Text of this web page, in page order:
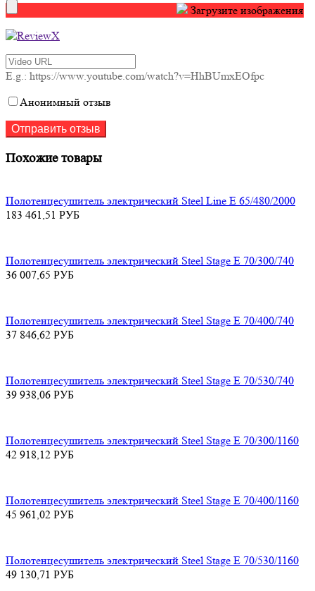
Загрузите изображения
E.g.: https://www.youtube.com/watch?v=HhBUmxEOfpc
Анонимный отзыв
Похожие товары
Полотенцесушитель электрический Steel Line E 65/480/2000
183 461,51 РУБ
Полотенцесушитель электрический Steel Stage E 70/300/740
36 007,65 РУБ
Полотенцесушитель электрический Steel Stage E 70/400/740
37 846,62 РУБ
Полотенцесушитель электрический Steel Stage E 70/530/740
39 938,06 РУБ
Полотенцесушитель электрический Steel Stage E 70/300/1160
42 918,12 РУБ
Полотенцесушитель электрический Steel Stage E 70/400/1160
45 961,02 РУБ
Полотенцесушитель электрический Steel Stage E 70/530/1160
49 130,71 РУБ